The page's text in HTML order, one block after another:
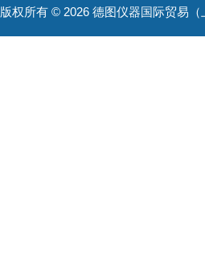
版权所有 © 2026 德图仪器国际贸易